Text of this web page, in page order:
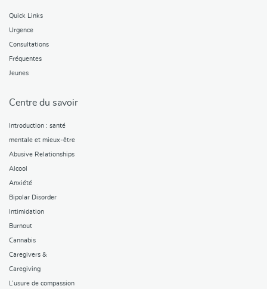
Quick Links
Urgence
Consultations
Fréquentes
Jeunes
Centre du savoir
Introduction : santé
mentale et mieux-être
Abusive Relationships
Alcool
Anxiété
Bipolar Disorder
Intimidation
Burnout
Cannabis
Caregivers &
Caregiving
L’usure de compassion